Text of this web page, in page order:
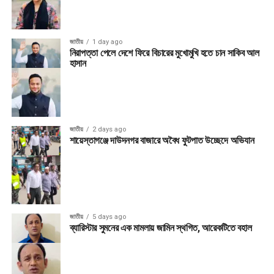
জাতীয় 1 day ago
নিরাপত্তা পেলে দেশে ফিরে বিচারের মুখোমুখি হতে চান সাকিব আল
হাসান
জাতীয় 2 days ago
শায়েস্তাগঞ্জে দাউদনগর বাজারে অবৈধ ফুটপাত উচ্ছেদে অভিযান
জাতীয় 5 days ago
ব্যারিস্টার সুমনের এক মামলায় জামিন স্থগিত, আরেকটিতে বহাল